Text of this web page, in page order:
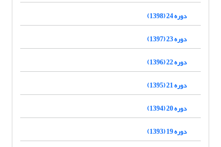
دوره 24 (1398)
دوره 23 (1397)
دوره 22 (1396)
دوره 21 (1395)
دوره 20 (1394)
دوره 19 (1393)